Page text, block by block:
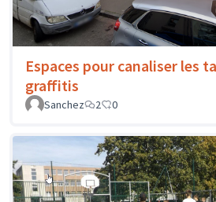
Espaces pour canaliser les
graffitis
Sanchez
2 0